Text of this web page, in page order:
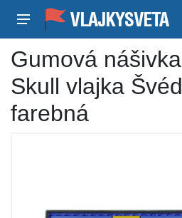
Gumová
Skull vlajka
farebná